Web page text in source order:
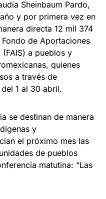
Sheinbaum Pardo,
y por primera vez en
directa 12 mil 374
de Aportaciones
a pueblos y
quienes
a través de
1 al 30 abril.
se destinan de manera
y
el próximo mes las
de pueblos
matutina: “Las